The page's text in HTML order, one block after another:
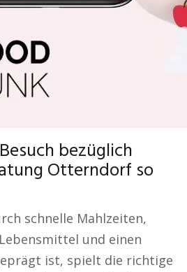
bezüglich
Otterndorf so
schnelle Mahlzeiten,
und einen
ist, spielt die richtige